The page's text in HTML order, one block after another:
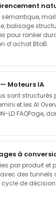
sémantique,
balisage
pour ranker
d’achat BtoB.
— Moteurs IA
sont structurés
et les AI
LD FAQPage,
à
par produit et
des
de décision